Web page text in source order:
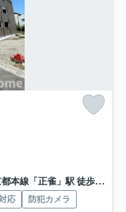
本線「正雀」駅 徒歩18分
応
防犯カメラ